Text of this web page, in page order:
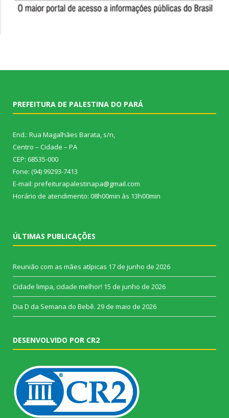
PREFEITURA DE PALESTINA DO PARÁ
End.: Rua Magalhães Barata, s/n,
Centro – Cidade – PA
CEP: 68535-000
Fone: (94) 99293-7413
E-mail: prefeiturapalestinapa@gmail.com
Horário de atendimento: 08h00min às 13h00min
ÚLTIMAS PUBLICAÇÕES
Reunião com as mães atípicas 17 de junho de 2026
Cidade limpa, cidade melhor! 15 de junho de 2026
Dia D da Semana do Bebê. 29 de maio de 2026
DESENVOLVIDO POR CR2